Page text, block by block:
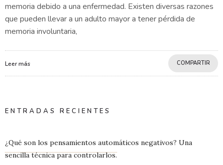
memoria debido a una enfermedad. Existen diversas razones
que pueden llevar a un adulto mayor a tener pérdida de
memoria involuntaria,
Leer más COMPARTIR
ENTRADAS RECIENTES
¿Qué son los pensamientos automáticos negativos? Una
sencilla técnica para controlarlos.